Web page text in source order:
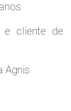
e cliente de
Agnis